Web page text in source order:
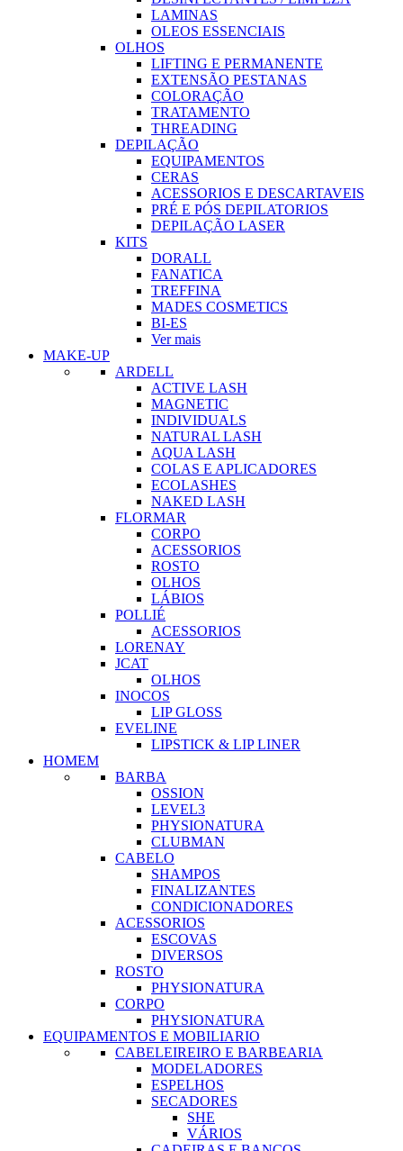
LAMINAS
OLEOS ESSENCIAIS
OLHOS
LIFTING E PERMANENTE
EXTENSÃO PESTANAS
COLORAÇÃO
TRATAMENTO
THREADING
DEPILAÇÃO
EQUIPAMENTOS
CERAS
ACESSORIOS E DESCARTAVEIS
PRÉ E PÓS DEPILATORIOS
DEPILAÇÃO LASER
KITS
DORALL
FANATICA
TREFFINA
MADES COSMETICS
BI-ES
Ver mais
MAKE-UP
ARDELL
ACTIVE LASH
MAGNETIC
INDIVIDUALS
NATURAL LASH
AQUA LASH
COLAS E APLICADORES
ECOLASHES
NAKED LASH
FLORMAR
CORPO
ACESSORIOS
ROSTO
OLHOS
LÁBIOS
POLLIÉ
ACESSORIOS
LORENAY
JCAT
OLHOS
INOCOS
LIP GLOSS
EVELINE
LIPSTICK & LIP LINER
HOMEM
BARBA
OSSION
LEVEL3
PHYSIONATURA
CLUBMAN
CABELO
SHAMPOS
FINALIZANTES
CONDICIONADORES
ACESSORIOS
ESCOVAS
DIVERSOS
ROSTO
PHYSIONATURA
CORPO
PHYSIONATURA
EQUIPAMENTOS E MOBILIARIO
CABELEIREIRO E BARBEARIA
MODELADORES
ESPELHOS
SECADORES
SHE
VÁRIOS